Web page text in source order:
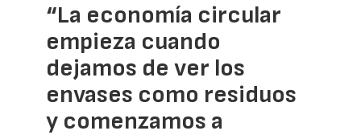
“La economía circular
empieza cuando
dejamos de ver los
envases como residuos
y comenzamos a